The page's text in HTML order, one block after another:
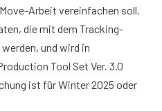
Arbeit vereinfachen soll.
die mit dem Tracking-
und wird in
Tool Set Ver. 3.0
ist für Winter 2025 oder